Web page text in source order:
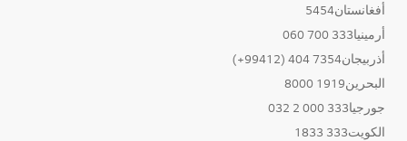
أفغانستان5454
أرمينيا333 700 060
أذربيجان7354 404 (99412+)
البحرين1919 8000
جورجيا333 000 2 032
الكويت333 1833